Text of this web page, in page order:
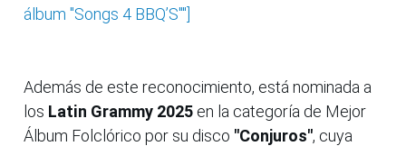
álbum "Songs 4 BBQ’S""]
Además de este reconocimiento, está nominada a
los Latin Grammy 2025 en la categoría de Mejor
Álbum Folclórico por su disco "Conjuros", cuya